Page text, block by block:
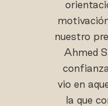
nuestro
Ahmed
vio en
la que